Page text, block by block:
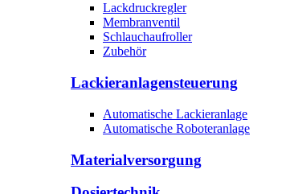
Lackdruckregler
Membranventil
Schlauchaufroller
Zubehör
Lackieranlagensteuerung
Automatische Lackieranlage
Automatische Roboteranlage
Materialversorgung